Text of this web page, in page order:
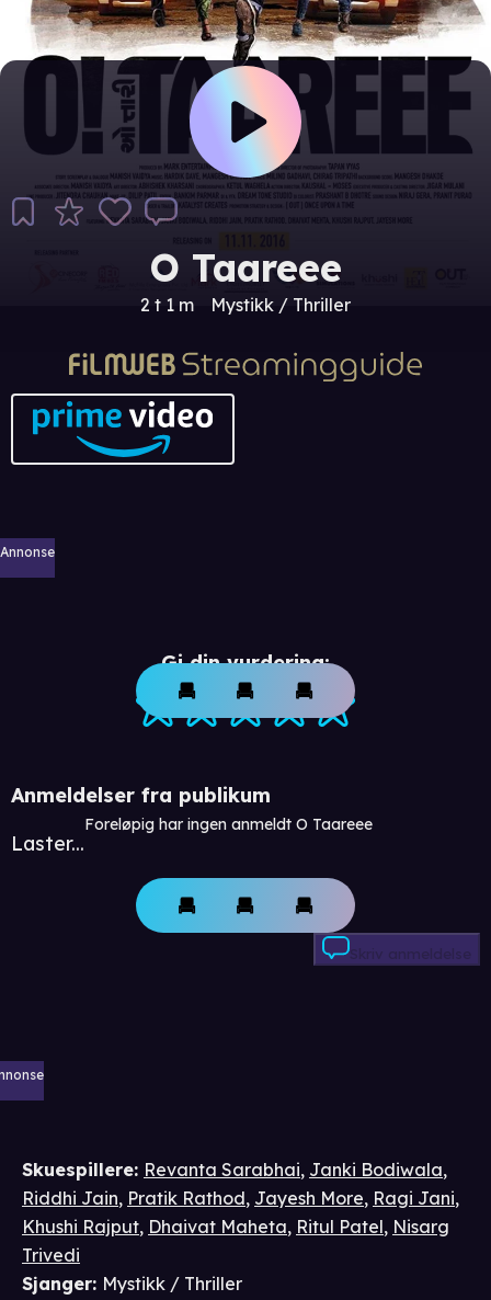
O Taareee
2 t 1 m Mystikk / Thriller
Annonse
Gi din vurdering:
Anmeldelser fra publikum
Laster...
Foreløpig har ingen anmeldt O Taareee
Skriv anmeldelse
Skuespillere: Revanta Sarabhai, Janki Bodiwala,
Riddhi Jain, Pratik Rathod, Jayesh More, Ragi Jani,
Khushi Rajput, Dhaivat Maheta, Ritul Patel, Nisarg
Trivedi
Sjanger: Mystikk / Thriller